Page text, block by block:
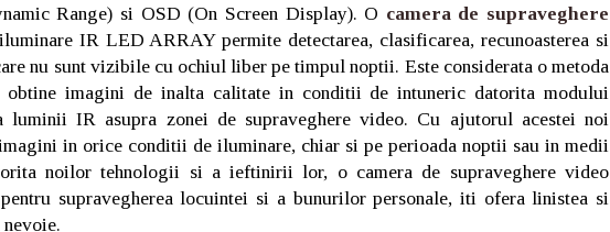
Range) si OSD (On Screen Display). O camera de supraveghere
IR LED ARRAY permite detectarea, clasificarea, recunoasterea si
nu sunt vizibile cu ochiul liber pe timpul noptii. Este considerata o metoda
imagini de inalta calitate in conditii de intuneric datorita modului
IR asupra zonei de supraveghere video. Cu ajutorul acestei noi
in orice conditii de iluminare, chiar si pe perioada noptii sau in medii
noilor tehnologii si a ieftinirii lor, o camera de supraveghere video
supravegherea locuintei si a bunurilor personale, iti ofera linistea si